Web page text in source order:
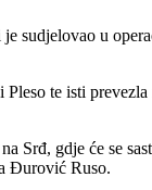
sudjelovao u
te isti
Srđ, gdje će se
Đurović Ruso.